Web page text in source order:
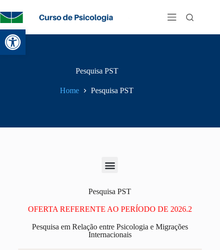
Abrir a barra de ferramentas
Pesquisa PST
Home Pesquisa PST
Pesquisa PST
OFERTA REFERENTE AO PERÍODO DE 2026.2
Pesquisa em Relação entre Psicologia e Migrações
Internacionais